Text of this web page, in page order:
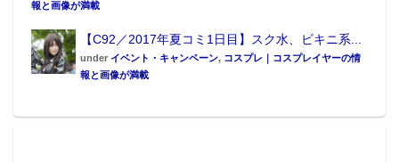
報と画像が満載
【C92／2017年夏コミ1日目】スク水、ビキニ系...
under イベント・キャンペーン, コスプレ｜コスプレイヤーの情
報と画像が満載